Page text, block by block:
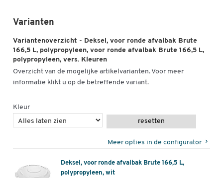
Varianten
Variantenoverzicht - Deksel, voor ronde afvalbak Brute
166,5 L, polypropyleen, voor ronde afvalbak Brute 166,5 L,
polypropyleen, vers. Kleuren
Overzicht van de mogelijke artikelvarianten. Voor meer
informatie klikt u op de betreffende variant.
Kleur
resetten
Meer opties in de configurator
Deksel, voor ronde afvalbak Brute 166,5 L,
polypropyleen, wit